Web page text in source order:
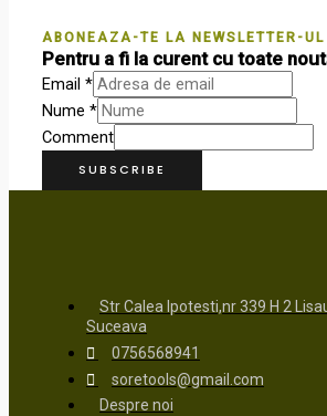
ABONEAZA-TE LA NEWSLETTER-UL
Pentru a fi la curent cu toate
Nume *
Email *
Comment
SUBSCRIBE
Str Calea Ipotesti,nr 339 H 2
Suceava
0756568941
soretools@gmail.com
Despre noi